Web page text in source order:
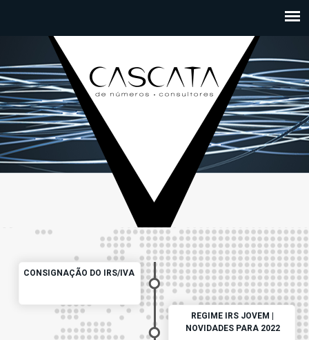
CONSIGNAÇÃO DO IRS/IVA
REGIME IRS JOVEM |
NOVIDADES PARA 2022